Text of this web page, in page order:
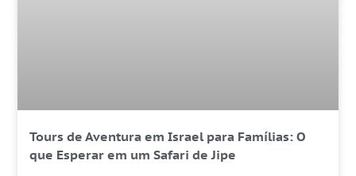
Tours de Aventura em Israel para Famílias: O
que Esperar em um Safari de Jipe